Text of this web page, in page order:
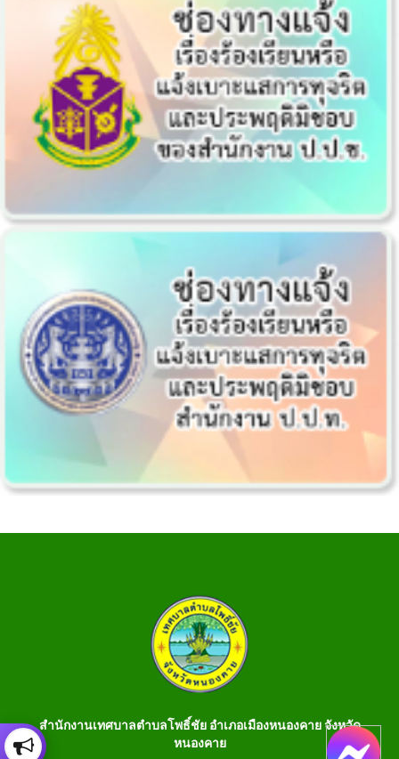
สำนักงานเทศบาลตำบลโพธิ์ชัย อำเภอเมืองหนองคาย จังหวัด
หนองคาย